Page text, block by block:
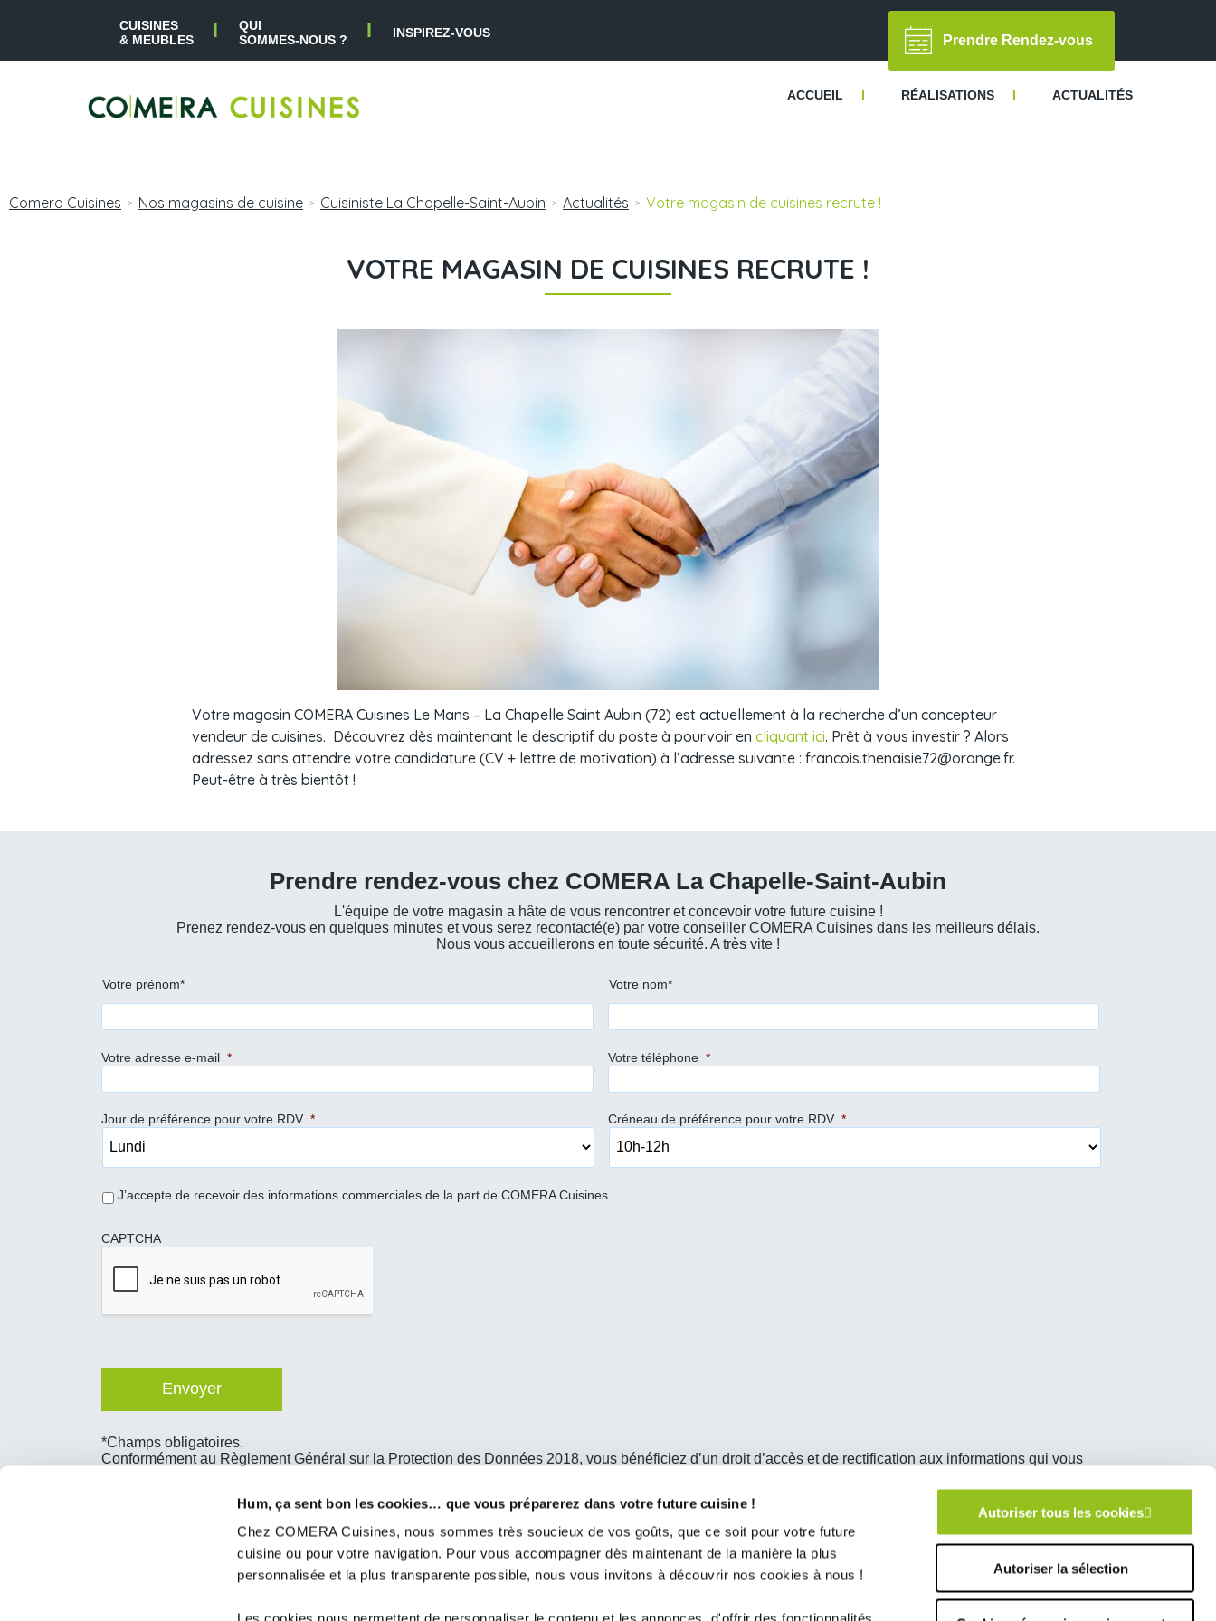
Hum, ça sent bon les cookies… que vous préparerez dans votre future cuisine !
Chez COMERA Cuisines, nous sommes très soucieux de vos goûts, que ce soit pour votre future
cuisine ou pour votre navigation. Pour vous accompagner dès maintenant de la manière la plus
personnalisée et la plus transparente possible, nous vous invitons à découvrir nos cookies à nous !
Autoriser tous les cookies
Autoriser la sélection
CUISINES
& MEUBLES
QUI
SOMMES-NOUS ?
INSPIREZ-VOUS Prendre Rendez-vous
ACCUEIL I RÉALISATIONS I ACTUALITÉS
Comera Cuisines > Nos magasins de cuisine > Cuisiniste La Chapelle-Saint-Aubin > Actualités > Votre magasin de cuisines recrute !
VOTRE MAGASIN DE CUISINES RECRUTE !
Votre magasin COMERA Cuisines Le Mans – La Chapelle Saint Aubin (72) est actuellement à la recherche d’un concepteur
vendeur de cuisines. Découvrez dès maintenant le descriptif du poste à pourvoir en cliquant ici. Prêt à vous investir ? Alors
adressez sans attendre votre candidature (CV + lettre de motivation) à l’adresse suivante : francois.thenaisie72@orange.fr.
Peut-être à très bientôt !
Prendre rendez-vous chez COMERA La Chapelle-Saint-Aubin
L'équipe de votre magasin a hâte de vous rencontrer et concevoir votre future cuisine !
Prenez rendez-vous en quelques minutes et vous serez recontacté(e) par votre conseiller COMERA Cuisines dans les meilleurs délais.
Nous vous accueillerons en toute sécurité. A très vite !
et
nom *
Votre prénom* Votre nom*
Votre adresse e-mail * Votre téléphone *
Jour de préférence pour votre RDV * Créneau de préférence pour votre RDV *
J’accepte de recevoir des informations commerciales de la part de COMERA Cuisines.
CAPTCHA
*Champs obligatoires.
Conformément au Règlement Général sur la Protection des Données 2018, vous bénéficiez d’un droit d’accès et de rectification aux informations qui vous
10 rue Albert de Dion
Votre magasin COMERA Cuisines à la Chapelle Saint-